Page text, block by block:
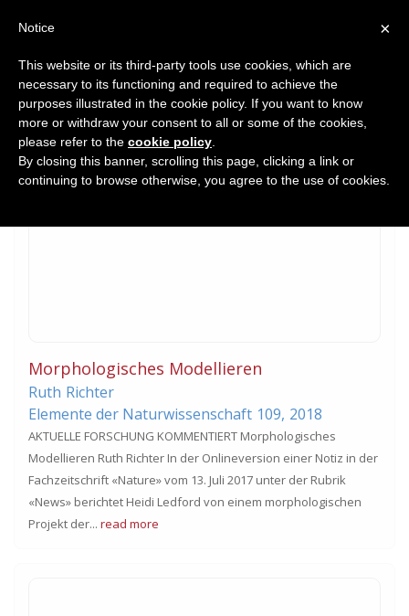
Recent Research Reviewed
Morphologisches Modellieren
Ruth Richter
Elemente der Naturwissenschaft 109, 2018
AKTUELLE FORSCHUNG KOMMENTIERT Morphologisches
Modellieren Ruth Richter In der Onlineversion einer Notiz in der
Fachzeitschrift «Nature» vom 13. Juli 2017 unter der Rubrik
«News» berichtet Heidi Ledford von einem morphologischen
Projekt der... read more
×
Notice
This website or its third-party tools use cookies, which are
necessary to its functioning and required to achieve the
purposes illustrated in the cookie policy. If you want to know
more or withdraw your consent to all or some of the cookies,
please refer to the cookie policy
By closing this banner, scrolling this page, clicking a link or
continuing to browse otherwise, you agree to the use of cookies.